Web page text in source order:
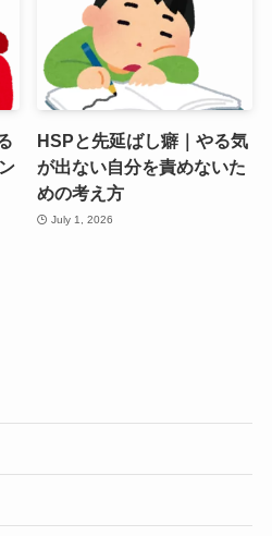
HSPと先延ばし癖｜やる気
が出ない自分を責めないた
めの考え方
July 1, 2026